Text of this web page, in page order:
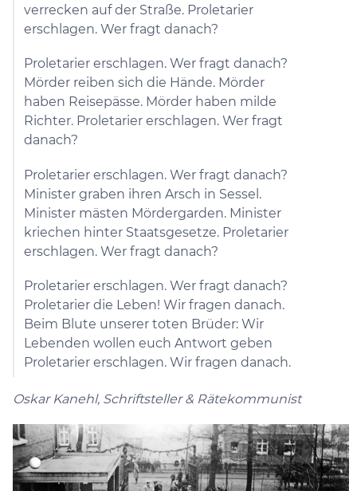
verrecken auf der Straße. Proletarier
erschlagen. Wer fragt danach?
Proletarier erschlagen. Wer fragt danach?
Mörder reiben sich die Hände. Mörder
haben Reisepässe. Mörder haben milde
Richter. Proletarier erschlagen. Wer fragt
danach?
Proletarier erschlagen. Wer fragt danach?
Minister graben ihren Arsch in Sessel.
Minister mästen Mördergarden. Minister
kriechen hinter Staatsgesetze. Proletarier
erschlagen. Wer fragt danach?
Proletarier erschlagen. Wer fragt danach?
Proletarier die Leben! Wir fragen danach.
Beim Blute unserer toten Brüder: Wir
Lebenden wollen euch Antwort geben
Proletarier erschlagen. Wir fragen danach.
Oskar Kanehl, Schriftsteller & Rätekommunist